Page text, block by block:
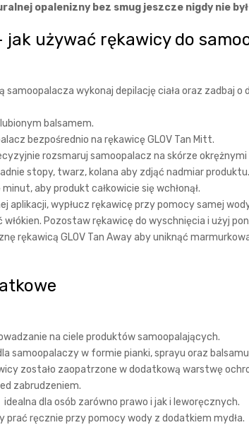
opalenizny bez smug jeszcze nigdy nie
jak używać rękawicy do
samoopalacza wykonaj depilację ciała oraz zadbaj o
balsamem.
bezpośrednio na rękawicę GLOV Tan Mitt.
rozsmaruj samoopalacz na skórze
stopy, twarz, kolana aby zdjąć nadmiar produktu.
aby produkt całkowicie się wchłonął.
aplikacji, wypłucz rękawicę przy pomocy samej
Pozostaw rękawicę do wyschnięcia i użyj
rękawicą GLOV Tan Away aby uniknąć
na ciele produktów samoopalających.
samoopalaczy w formie pianki, sprayu oraz
zostało zaopatrzone w dodatkową warstwę
zabrudzeniem.
dla osób zarówno prawo i jak i leworęcznych.
prać ręcznie przy pomocy wody z dodatkiem mydła.